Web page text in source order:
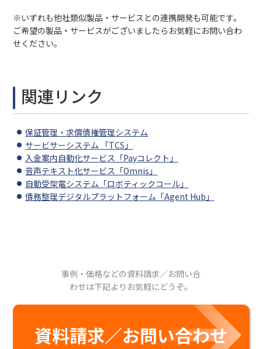
※いずれも他社類似製品・サービスとの連携開発も可能です。
ご希望の製品・サービスがございましたらお気軽にお問い合わ
せください。
関連リンク
保証管理・求償債権管理システム
サービサーシステム 「TCS」
入金案内自動化サービス「Payコレクト」
音声テキスト化サービス「Omnis」
自動受架電システム「ロボティックコール」
債務整理デジタルプラットフォーム「Agent Hub」
事例・価格などの資料請求／お問い合
わせは下記よりお気軽にどうぞ。
資料請求／お問い合わせ